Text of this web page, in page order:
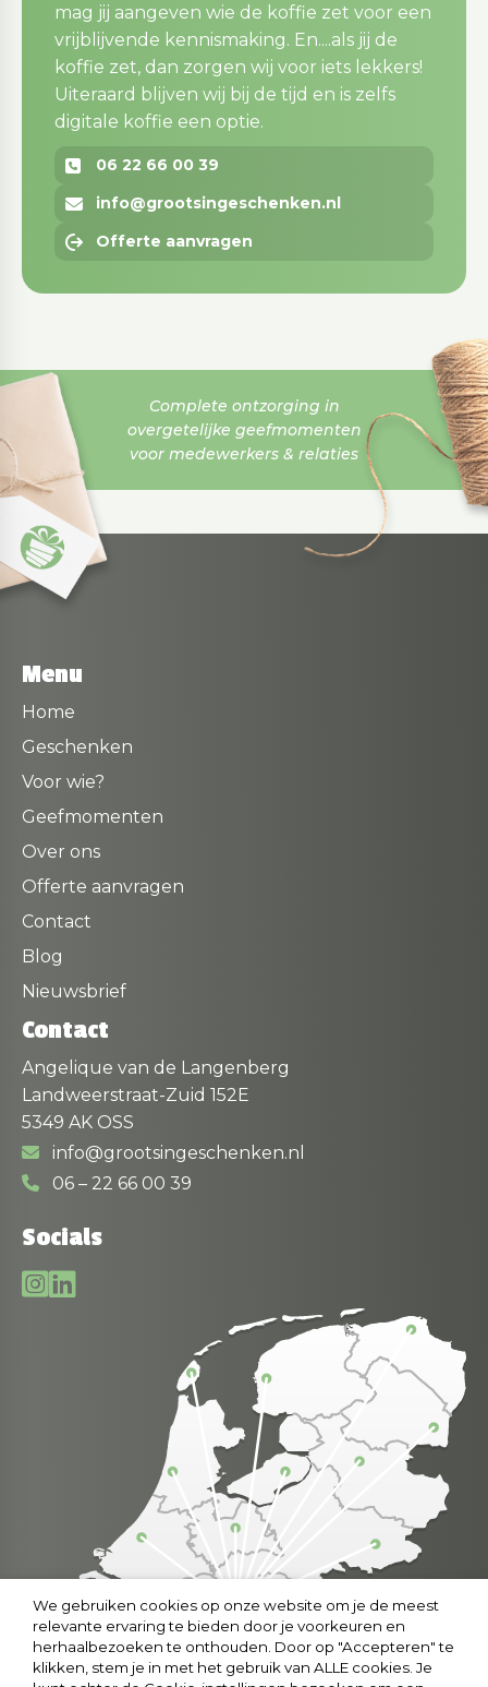
mag jij aangeven wie de koffie zet voor een
vrijblijvende kennismaking. En....als jij de
koffie zet, dan zorgen wij voor iets lekkers!
Uiteraard blijven wij bij de tijd en is zelfs
digitale koffie een optie.
06 22 66 00 39
info@grootsingeschenken.nl
Offerte aanvragen
Complete ontzorging in
overgetelijke geefmomenten
voor medewerkers & relaties
Menu
Home
Geschenken
Voor wie?
Geefmomenten
Over ons
Offerte aanvragen
Contact
Blog
Nieuwsbrief
Contact
Angelique van de Langenberg
Landweerstraat-Zuid 152E
5349 AK OSS
info@grootsingeschenken.nl
06 – 22 66 00 39
Socials
We gebruiken cookies op onze website om je de meest
relevante ervaring te bieden door je voorkeuren en
herhaalbezoeken te onthouden. Door op "Accepteren" te
klikken, stem je in met het gebruik van ALLE cookies. Je